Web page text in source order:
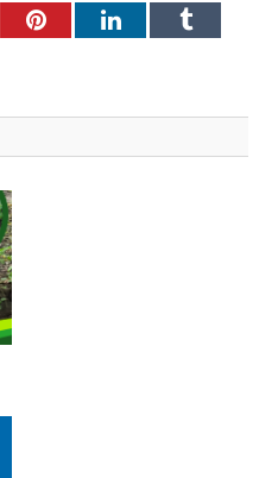
PinterestLinkedInTumblr